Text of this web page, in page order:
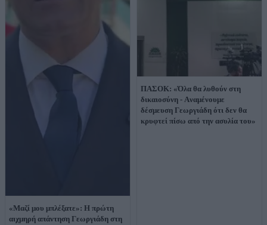
«Μαζί μου μπλέξατε»: Η πρώτη
αιχμηρή απάντηση Γεωργιάδη στη
ΠΑΣΟΚ: «Όλα θα λυθούν στη
δικαιοσύνη - Aναμένουμε
δέσμευση Γεωργιάδη ότι δεν θα
κρυφτεί πίσω από την ασυλία του»